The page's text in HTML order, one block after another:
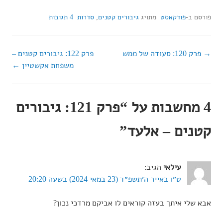
פורסם ב-פודקאסט מתויג גיבורים קטנים, סדרות 4 תגובות
ניווט
פרק 120: סעודה של ממש
פרק 122: גיבורים קטנים –
משפחת אקשטיין
4 מחשבות על “
פרק 121: גיבורים
קטנים – אלעד”
עילאי הגיב:
ט״ו באייר ה׳תשפ״ד (23 במאי 2024) בשעה 20:20
אבא שלי איתך בעזה קוראים לו אביקם מרדכי נכון?